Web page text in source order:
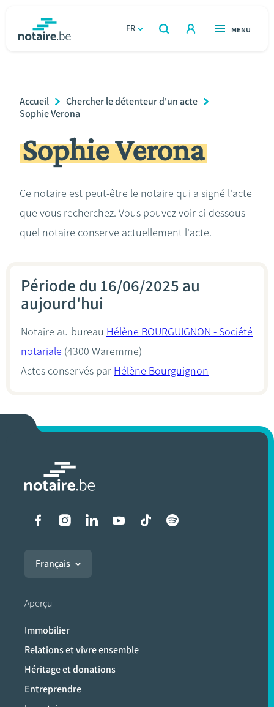
FR
OUVERT
RECHERCHER
OUVERT
MENU
Relations et vivre ensemble
Héritage et donations
Le notaire
Breadcrumb
Accueil
Chercher le détenteur d'un acte
Sophie Verona
Sophie Verona
Ce notaire est peut-être le notaire qui a signé l'acte
que vous recherchez. Vous pouvez voir ci-dessous
quel notaire conserve actuellement l'acte.
Période du 16/06/2025 au
aujourd'hui
Notaire au bureau Hélène BOURGUIGNON - Société
notariale (4300 Waremme)
Actes conservés par Hélène Bourguignon
Liens vers les réseaux
Français
Aperçu
Immobilier
Relations et vivre ensemble
Héritage et donations
Entreprendre